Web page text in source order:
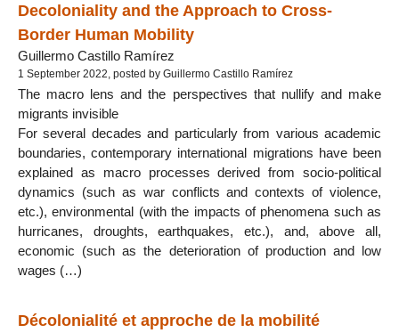
Decoloniality and the Approach to Cross-
Border Human Mobility
Guillermo Castillo Ramírez
1 September 2022, posted by Guillermo Castillo Ramírez
The macro lens and the perspectives that nullify and make
migrants invisible
For several decades and particularly from various academic
boundaries, contemporary international migrations have been
explained as macro processes derived from socio-political
dynamics (such as war conflicts and contexts of violence,
etc.), environmental (with the impacts of phenomena such as
hurricanes, droughts, earthquakes, etc.), and, above all,
economic (such as the deterioration of production and low
wages (…)
Décolonialité et approche de la mobilité